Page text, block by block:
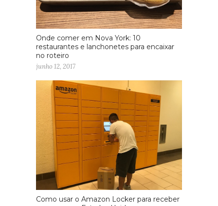
Onde comer em Nova York: 10
restaurantes e lanchonetes para encaixar
no roteiro
junho 12, 2017
Como usar o Amazon Locker para receber